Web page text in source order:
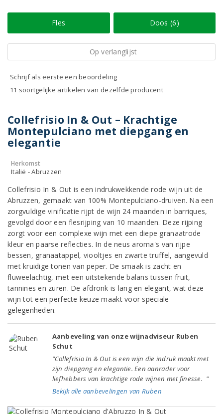
Fles Doos (6)
Op verlanglijst
Schrijf als eerste een beoordeling
11 soortgelijke artikelen van dezelfde producent
Collefrisio In & Out – Krachtige
Montepulciano met diepgang en
elegantie
Herkomst
Italië - Abruzzen
Collefrisio In & Out is een indrukwekkende rode wijn uit de
Abruzzen, gemaakt van 100% Montepulciano-druiven. Na een
zorgvuldige vinificatie rijpt de wijn 24 maanden in barriques,
gevolgd door een flesrijping van 10 maanden. Deze rijping
zorgt voor een complexe wijn met een diepe granaatrode
kleur en paarse reflecties. In de neus aroma's van rijpe
bessen, granaatappel, viooltjes en zwarte truffel, aangevuld
met kruidige tonen van peper. De smaak is zacht en
fluweelachtig, met een uitstekende balans tussen fruit,
tannines en zuren. De afdronk is lang en elegant, wat deze
wijn tot een perfecte keuze maakt voor speciale
gelegenheden.
Aanbeveling van onze wijnadviseur Ruben
Schut
"Collefrisio In & Out is een wijn die indruk maakt met
zijn diepgang en elegantie. Een aanrader voor
liefhebbers van krachtige rode wijnen met finesse. "
Bekijk alle aanbevelingen van Ruben